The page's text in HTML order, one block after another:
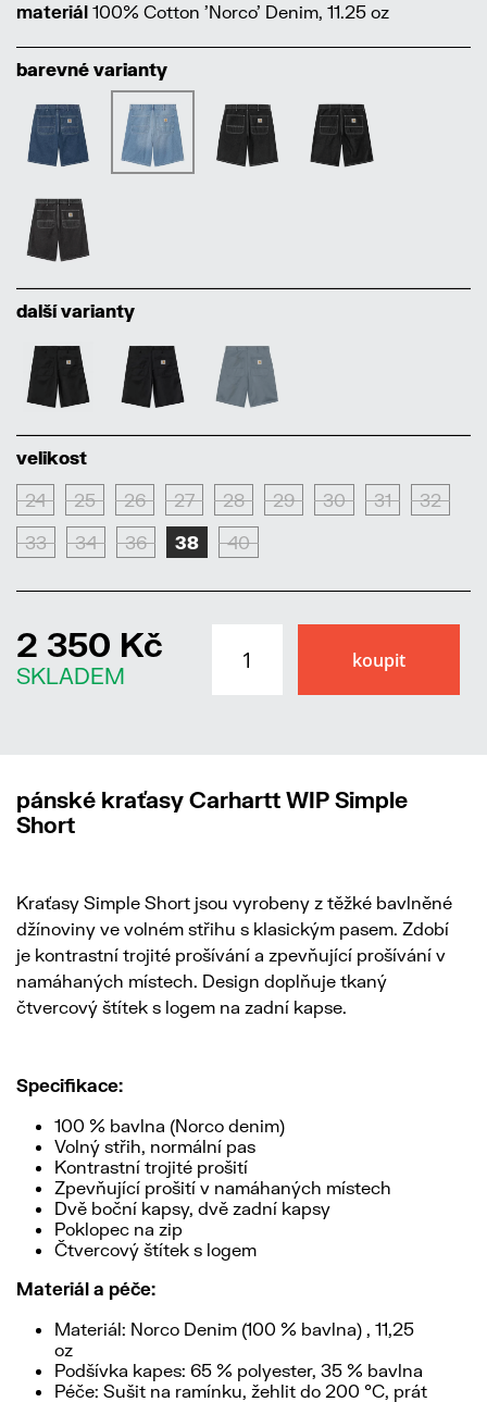
materiál 100% Cotton 'Norco' Denim, 11.25 oz
barevné varianty
další varianty
velikost
24 25 26 27 28 29 30 31 32
33 34 36 38 40
2 350 Kč
SKLADEM
pánské kraťasy Carhartt WIP Simple
Short
Kraťasy Simple Short jsou vyrobeny z těžké bavlněné
džínoviny ve volném střihu s klasickým pasem. Zdobí
je kontrastní trojité prošívání a zpevňující prošívání v
namáhaných místech. Design doplňuje tkaný
čtvercový štítek s logem na zadní kapse.
Specifikace:
100 % bavlna (Norco denim)
Volný střih, normální pas
Kontrastní trojité prošití
Zpevňující prošití v namáhaných místech
Dvě boční kapsy, dvě zadní kapsy
Poklopec na zip
Čtvercový štítek s logem
Materiál a péče:
Materiál: Norco Denim (100 % bavlna) , 11,25
oz
Podšívka kapes: 65 % polyester, 35 % bavlna
Péče: Sušit na ramínku, žehlit do 200 °C, prát